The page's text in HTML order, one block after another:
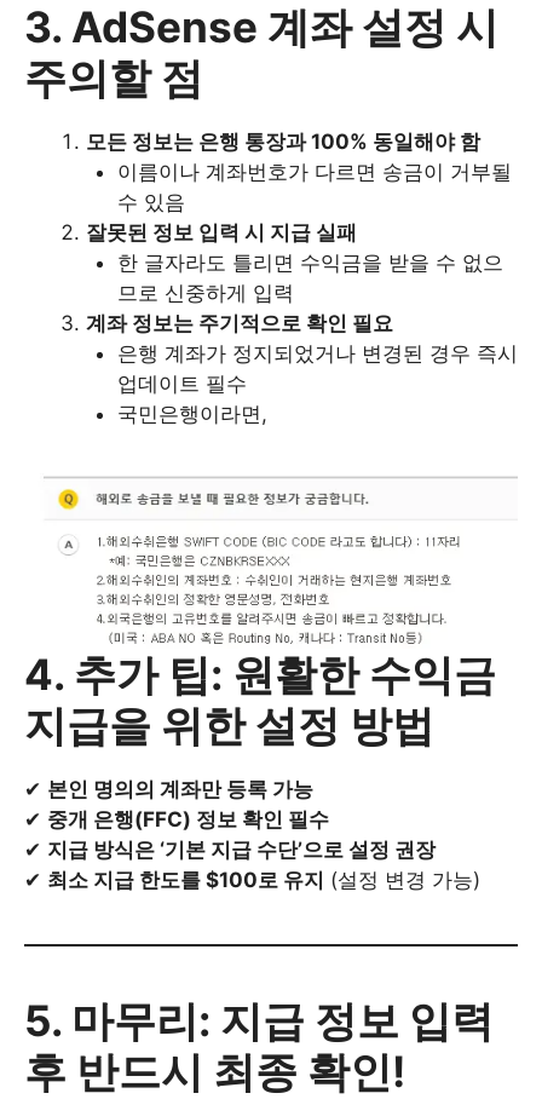
3. AdSense 계좌 설정 시
주의할 점
모든 정보는 은행 통장과 100% 동일해야 함
이름이나 계좌번호가 다르면 송금이 거부될
수 있음
잘못된 정보 입력 시 지급 실패
한 글자라도 틀리면 수익금을 받을 수 없으
므로 신중하게 입력
계좌 정보는 주기적으로 확인 필요
은행 계좌가 정지되었거나 변경된 경우 즉시
업데이트 필수
국민은행이라면,
4. 추가 팁: 원활한 수익금
지급을 위한 설정 방법
✔ 본인 명의의 계좌만 등록 가능
✔ 중개 은행(FFC) 정보 확인 필수
✔ 지급 방식은 ‘기본 지급 수단’으로 설정 권장
✔ 최소 지급 한도를 $100로 유지 (설정 변경 가능)
5. 마무리: 지급 정보 입력
후 반드시 최종 확인!